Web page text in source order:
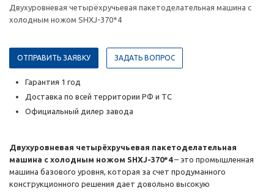
Двухуровневая четырёхручьевая пакетоделательная машина с
холодным ножом SHXJ-370*4
ОТПРАВИТЬ ЗАЯВКУ ЗАДАТЬ ВОПРОС
Гарантия 1 год
Доставка по всей территории РФ и ТС
Официальный дилер завода
Двухуровневая четырёхручьевая пакетоделательная
машина с холодным ножом SHXJ-370*4– это промышленная
машина базового уровня, которая за счет продуманного
конструкционного решения дает довольно высокую